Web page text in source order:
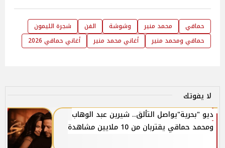
حماقي محمد منير وشوشة الفن
شجرة الليمون
حماقي ومحمد منير
أغاني محمد منير أغاني حماقي 2026
لا يفوتك
ديو "بحرية"يواصل التألق.. شيرين عبد الوهاب
ومحمد حماقي يقتربان من 10 ملايين مشاهدة